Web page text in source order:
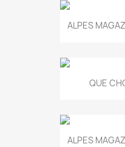
ALPES
QUE
ALPES